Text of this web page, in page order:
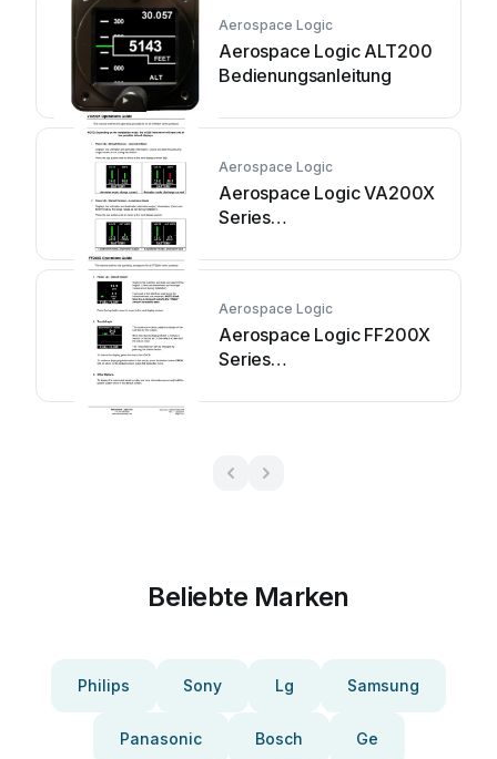
Aerospace Logic
Aerospace Logic ALT200
Bedienungsanleitung
Aerospace Logic
Aerospace Logic VA200X
Series
Aerospace Logic
Aerospace Logic FF200X
Series
Beliebte Marken
Philips Sony Lg Samsung
Panasonic Bosch Ge